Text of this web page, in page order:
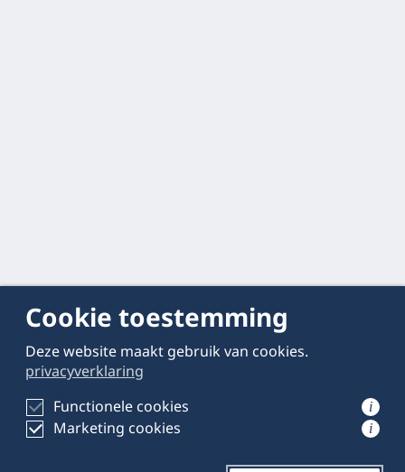
Cookie toestemming
Deze website maakt gebruik van cookies.
privacyverklaring
Functionele cookies
i
Marketing cookies i